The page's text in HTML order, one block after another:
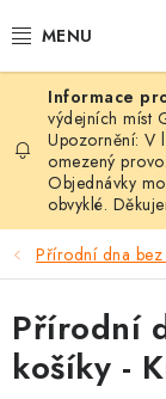
na
HÁČKOVÁNÍ
VYPLÉTÁNÍ
PŘÍZE
DOPLŇKY
výdejních míst
Upozornění: V
omezený
Objednávky
obvyklé.
Přírodní dna bez
Přírodní
košíky -